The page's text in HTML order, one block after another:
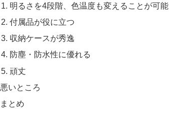
明るさを4段階、色温度も変えることが可能
付属品が役に立つ
収納ケースが秀逸
防塵・防水性に優れる
頑丈
悪いところ
まとめ